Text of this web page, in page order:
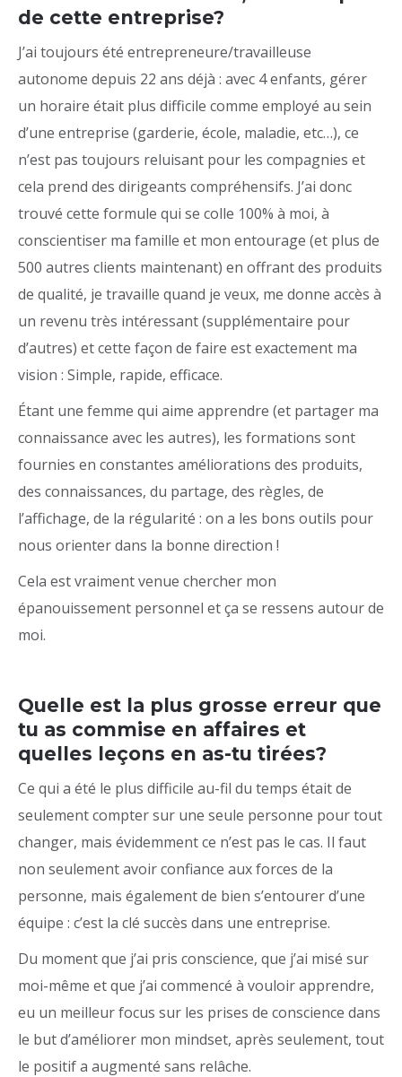
de cette entreprise?
J’ai toujours été entrepreneure/travailleuse
autonome depuis 22 ans déjà : avec 4 enfants, gérer
un horaire était plus difficile comme employé au sein
d’une entreprise (garderie, école, maladie, etc…), ce
n’est pas toujours reluisant pour les compagnies et
cela prend des dirigeants compréhensifs. J’ai donc
trouvé cette formule qui se colle 100% à moi, à
conscientiser ma famille et mon entourage (et plus de
500 autres clients maintenant) en offrant des produits
de qualité, je travaille quand je veux, me donne accès à
un revenu très intéressant (supplémentaire pour
d’autres) et cette façon de faire est exactement ma
vision : Simple, rapide, efficace.
Étant une femme qui aime apprendre (et partager ma
connaissance avec les autres), les formations sont
fournies en constantes améliorations des produits,
des connaissances, du partage, des règles, de
l’affichage, de la régularité : on a les bons outils pour
nous orienter dans la bonne direction !
Cela est vraiment venue chercher mon
épanouissement personnel et ça se ressens autour de
moi.
Quelle est la plus grosse erreur que
tu as commise en affaires et
quelles leçons en as-tu tirées?
Ce qui a été le plus difficile au-fil du temps était de
seulement compter sur une seule personne pour tout
changer, mais évidemment ce n’est pas le cas. Il faut
non seulement avoir confiance aux forces de la
personne, mais également de bien s’entourer d’une
équipe : c’est la clé succès dans une entreprise.
Du moment que j’ai pris conscience, que j’ai misé sur
moi-même et que j’ai commencé à vouloir apprendre,
eu un meilleur focus sur les prises de conscience dans
le but d’améliorer mon mindset, après seulement, tout
le positif a augmenté sans relâche.